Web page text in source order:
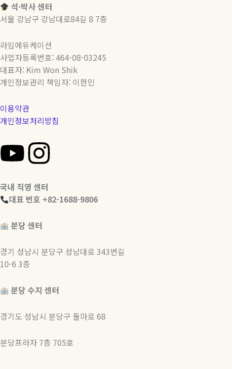
석·박사 센터
서울 강남구 강남대로84길 8 7층
라임에듀케이션
사업자등록번호: 464-08-03245
대표자: Kim Won Shik
개인정보관리 책임자: 이한민
이용약관
개인정보처리방침
Y
o
u
t
u
b
e
I
n
s
t
a
r
a
m
국내 직영 센터
대표 번호 +82-1688-9806
분당 센터
경기 성남시 분당구 성남대로 343번길
10-6 3층
분당 수지 센터
경기도 성남시 분당구 돌마로 68
분당프라자 7층 705호